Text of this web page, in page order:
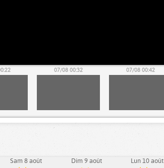
07/08 00:32 07/08 00:42
Sam 8 août Dim 9 août Lun 10 août